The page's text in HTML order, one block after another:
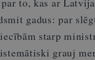
gadus: par
starp
grauj